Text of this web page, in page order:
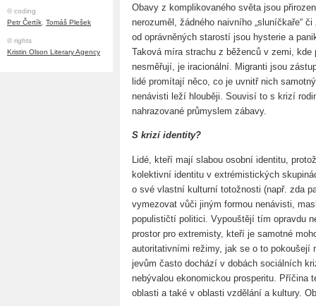
© coding
Petr Čertík, Tomáš Plešek
© rights
Kristin Olson Literary Agency
Obavy z komplikovaného světa jsou
nerozuměl, žádného naivního „sluníčkaře“
od oprávněných starostí jsou hysterie a
Taková míra strachu z běženců v zemi,
nesměřují, je iracionální. Migranti jsou
lidé promítají něco, co je uvnitř nich
nenávisti leží hlouběji. Souvisí to s krizí
nahrazované průmyslem zábavy.
S krizí identity?
Lidé, kteří mají slabou osobní identitu,
kolektivní identitu v extrémistických
o své vlastní kulturní totožnosti (např. zda
vymezovat vůči jiným formou nenávisti,
populističtí politici. Vypouštějí tím opravdu
prostor pro extremisty, kteří je samotné
autoritativními režimy, jak se o to
jevům často dochází v dobách sociálních
nebývalou ekonomickou prosperitu.
oblasti a také v oblasti vzdělání a kultury.